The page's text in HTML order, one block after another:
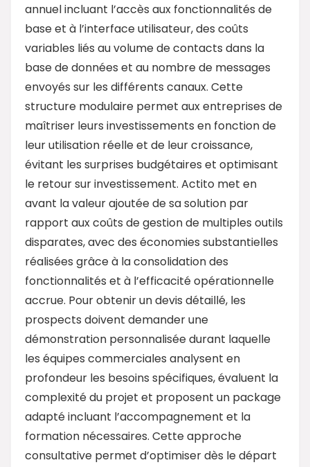
annuel incluant l’accès aux fonctionnalités de
base et à l’interface utilisateur, des coûts
variables liés au volume de contacts dans la
base de données et au nombre de messages
envoyés sur les différents canaux. Cette
structure modulaire permet aux entreprises de
maîtriser leurs investissements en fonction de
leur utilisation réelle et de leur croissance,
évitant les surprises budgétaires et optimisant
le retour sur investissement. Actito met en
avant la valeur ajoutée de sa solution par
rapport aux coûts de gestion de multiples outils
disparates, avec des économies substantielles
réalisées grâce à la consolidation des
fonctionnalités et à l’efficacité opérationnelle
accrue. Pour obtenir un devis détaillé, les
prospects doivent demander une
démonstration personnalisée durant laquelle
les équipes commerciales analysent en
profondeur les besoins spécifiques, évaluent la
complexité du projet et proposent un package
adapté incluant l’accompagnement et la
formation nécessaires. Cette approche
consultative permet d’optimiser dès le départ